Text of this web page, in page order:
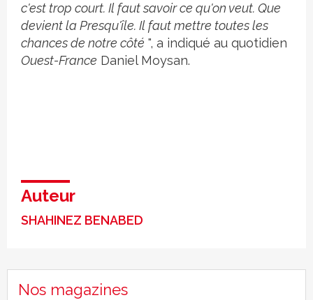
c'est trop court. Il faut savoir ce qu'on veut. Que
devient la Presqu'île. Il faut mettre toutes les
chances de notre côté ", a indiqué au quotidien
Ouest-France Daniel Moysan.
Auteur
SHAHINEZ BENABED
Nos magazines